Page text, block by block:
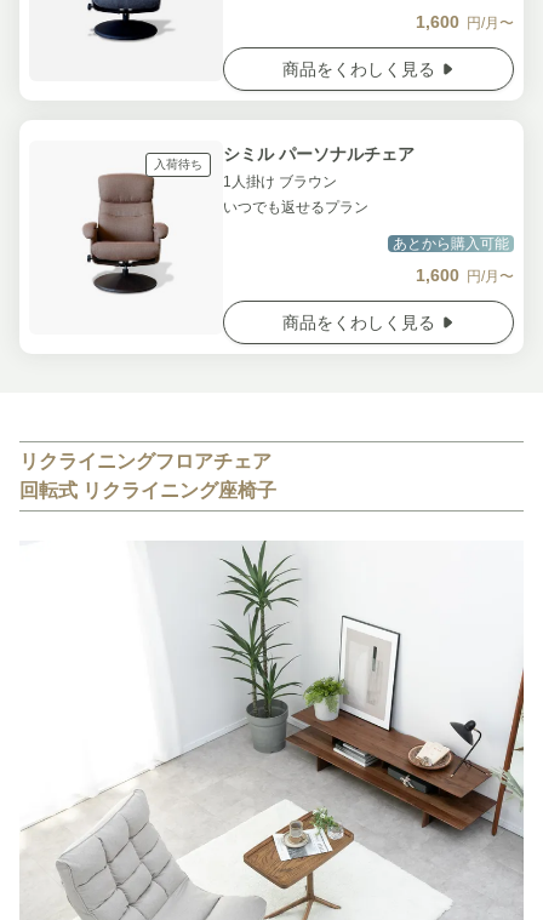
1,600 円/月〜
商品をくわしく見る
入荷待ち シミル パーソナルチェア
1人掛け ブラウン
いつでも返せるプラン
あとから購入可能
1,600 円/月〜
商品をくわしく見る
リクライニングフロアチェア
回転式 リクライニング座椅子